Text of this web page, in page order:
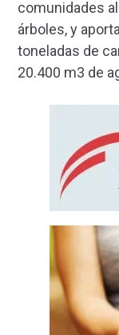
comunidades
árboles, y
toneladas de
20.400 m3 de